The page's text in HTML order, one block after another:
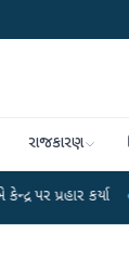
રાજકારણ
●